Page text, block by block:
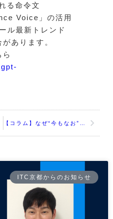
る命令文
Voice」の活用
ル最新トレンド
あります。
ITC京都からのお知らせ